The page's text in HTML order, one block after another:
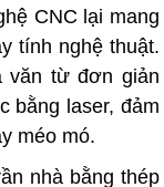
CNC lại mang
tính nghệ thuật.
văn từ đơn giản
bằng laser, đảm
méo mó.
nhà bằng thép